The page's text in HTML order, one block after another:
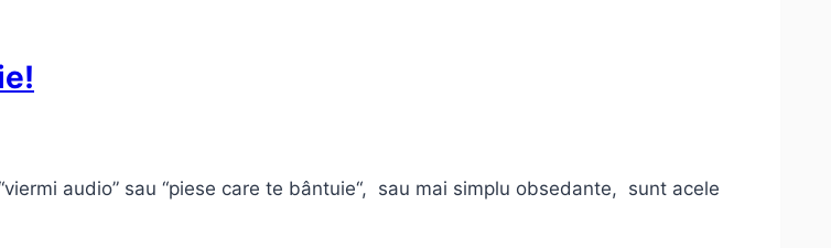
audio” sau “piese care te bântuie“, sau mai simplu obsedante, sunt acele